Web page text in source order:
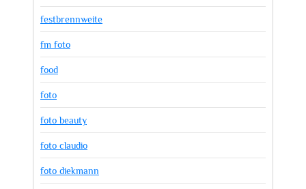
festbrennweite
fm foto
food
foto
foto beauty
foto claudio
foto diekmann